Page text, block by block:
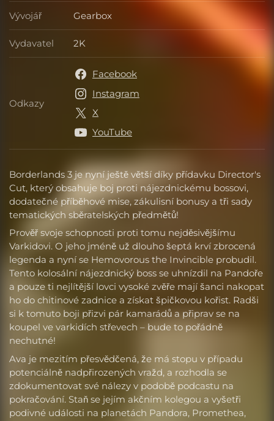
Borderlands 3 je nyní ještě větší díky přídavku Director's
Cut, který obsahuje boj proti nájezdnickému bossovi,
dodatečné příběhové mise, zákulisní bonusy a tři sady
tematických sběratelských předmětů!
Prověř svoje schopnosti proti tomu nejděsivějšímu
Varkidovi. O jeho jméně už dlouho šeptá krví zbrocená
legenda a nyní se Hemovorous the Invincible probudil.
Tento kolosální nájezdnický boss se uhnízdil na Pandoře
a pouze ti nejlítější lovci vysoké zvěře mají šanci nakopat
ho do chitinové zadnice a získat špičkovou kořist. Radši
si k tomuto boji přizvi pár kamarádů a připrav se na
koupel ve varkidích střevech – bude to pořádně
nechutné!
Ava je mezitím přesvědčená, že má stopu v případu
potenciálně nadpřirozených vražd, a rozhodla se
zdokumentovat své nálezy v podobě podcastu na
pokračování. Staň se jejím akčním kolegou a vyšetři
podivné události na planetách Pandora, Promethea,
Vývojář Vývojář
Gearbox
Vydavatel Vydavatel
2K
Odkazy Odkazy
Facebook
Instagram
X
YouTube